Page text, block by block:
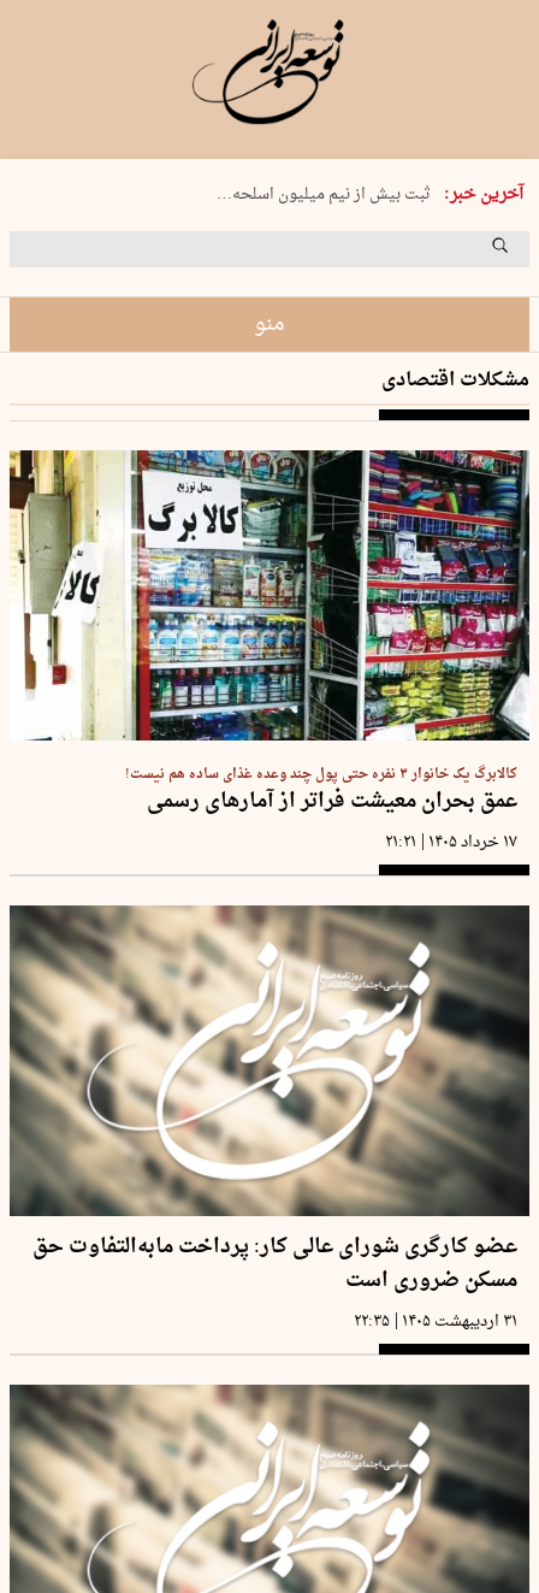
آخرین خبر:
سه شنبه 20 مرداد 1405 شماره 2247
ثبت بیش از نیم میلیون اسلحه…
برلین: طرح غزه می‌تواند به…
منو
مشکلات اقتصادی
کالابرگ یک خانوار ۳ نفره حتی پول چند وعده غذای ساده هم نیست!
عمق بحران معیشت فراتر از آمارهای رسمی
۱۷ خرداد ۱۴۰۵ | ۲۱:۲۱
عضو کارگری شورای عالی کار: پرداخت مابه‌التفاوت حق
مسکن ضروری است
۳۱ اردیبهشت ۱۴۰۵ | ۲۲:۳۵